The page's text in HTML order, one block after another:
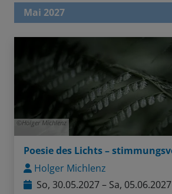
Mai 2027
Holger Michlenz
Holger Michlenz
So, 30.05.2027 – Sa, 05.06.2027